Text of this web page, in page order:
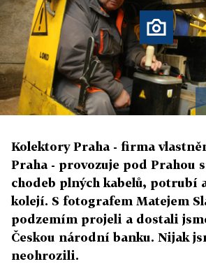
Kolektory Praha - firma
Praha - provozuje pod Prahou
chodeb plných kabelů, potrubí
kolejí. S fotografem Matejem
podzemím projeli a dostali
Českou národní banku. Nijak
neohrozili.